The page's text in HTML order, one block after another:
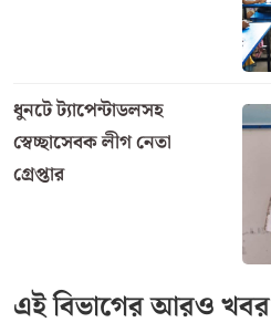
ধুনটে ট্যাপেন্টাডলসহ
স্বেচ্ছাসেবক লীগ নেতা
গ্রেপ্তার
এই বিভাগের আরও খবর